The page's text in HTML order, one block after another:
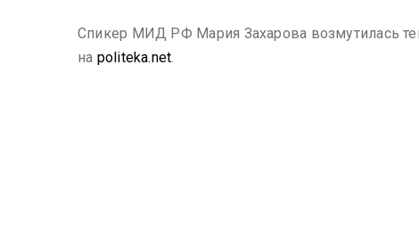
Спикер МИД РФ Мария Захарова возмутилась
на politeka.net.